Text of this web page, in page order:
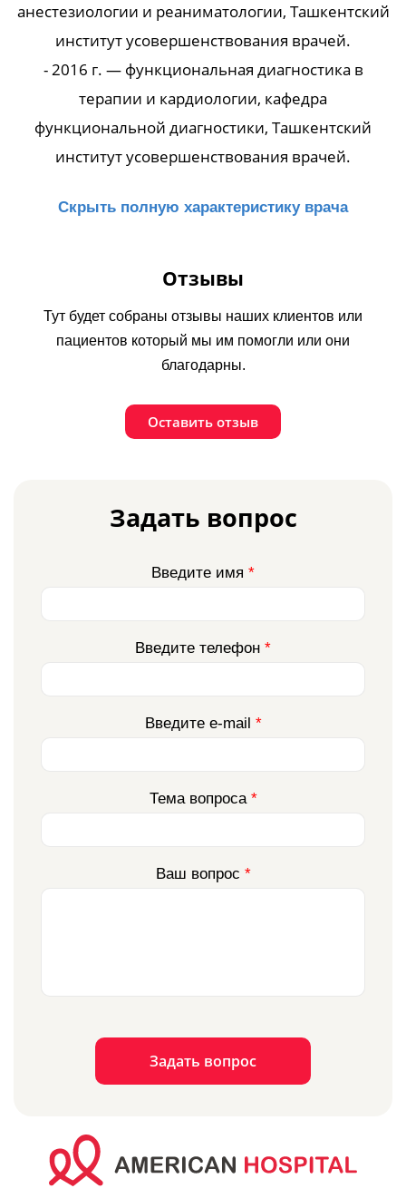
анестезиологии и реаниматологии, Ташкентский
институт усовершенствования врачей.
- 2016 г. — функциональная диагностика в
терапии и кардиологии, кафедра
функциональной диагностики, Ташкентский
институт усовершенствования врачей.
Скрыть полную характеристику врача
Отзывы
Тут будет собраны отзывы наших клиентов или
пациентов который мы им помогли или они
благодарны.
Оставить отзыв
Задать вопрос
Введите имя *
Введите телефон *
Введите e-mail *
Тема вопроса *
Ваш вопрос *
Задать вопрос